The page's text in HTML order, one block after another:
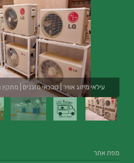
עילאי מיזוג אוויר | טכנאי מזגנים |
מפת אתר